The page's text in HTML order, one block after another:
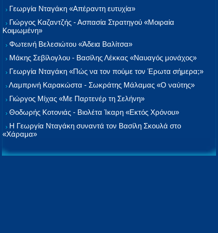
Γεωργία Νταγάκη «Aπέραντη ευτυχία»
Γιώργος Καζαντζής - Ασπασία Στρατηγού «Μοιραία
Κοιμωμένη»
Φωτεινή Βελεσιώτου «Άδεια Βαλίτσα»
Μάκης Σεβίλογλου - Βασίλης Λέκκας «Ναυαγός μονάχος»
Γεωργία Νταγάκη «Πώς να τον πούμε τον Έρωτα σήμερα;»
Λαμπρινή Καρακώστα - Σωκράτης Μάλαμας «Ο ναύτης»
Γιώργος Μίχας «Με Παρτενέρ τη Σελήνη»
Θοδωρής Κοτονιάς - Βιολέτα Ίκαρη «Εκτός Χρόνου»
Η Γεωργία Νταγάκη συναντά τον Βασίλη Σκουλά στο
«Χάραμα»